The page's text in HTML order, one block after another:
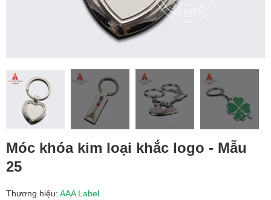
Móc khóa kim loại khắc logo - Mẫu
25
Thương hiệu: AAA Label